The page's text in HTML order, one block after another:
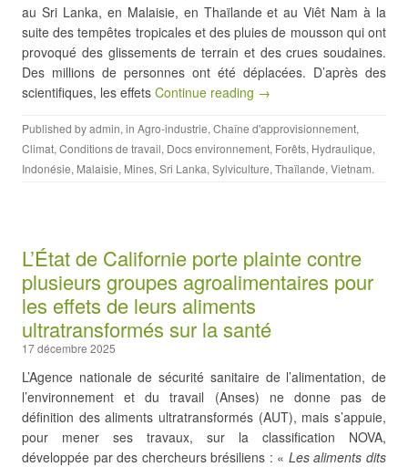
au Sri Lanka, en Malaisie, en Thaïlande et au Viêt Nam à la
suite des tempêtes tropicales et des pluies de mousson qui ont
provoqué des glissements de terrain et des crues soudaines.
Des millions de personnes ont été déplacées. D’après des
scientifiques, les effets Continue reading →
Published byadmin, in Agro-industrie, Chaîne d'approvisionnement,
Climat, Conditions de travail, Docs environnement, Forêts, Hydraulique,
Indonésie, Malaisie, Mines, Sri Lanka, Sylviculture, Thaïlande, Vietnam.
L’État de Californie porte plainte contre
plusieurs groupes agroalimentaires pour
les effets de leurs aliments
ultratransformés sur la santé
17 décembre 2025
L’Agence nationale de sécurité sanitaire de l’alimentation, de
l’environnement et du travail (Anses) ne donne pas de
définition des aliments ultratransformés (AUT), mais s’appuie,
pour mener ses travaux, sur la classification NOVA,
développée par des chercheurs brésiliens : « Les aliments dits